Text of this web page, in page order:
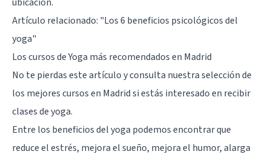
Artículo relacionado: "Los 6 beneficios psicológicos del
yoga"
Los cursos de Yoga más recomendados en Madrid
No te pierdas este artículo y consulta nuestra selección de
los mejores cursos en Madrid si estás interesado en recibir
clases de yoga.
Entre los beneficios del yoga podemos encontrar que
reduce el estrés, mejora el sueño, mejora el humor, alarga